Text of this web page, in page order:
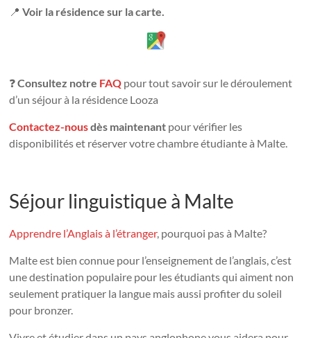
📍Voir la résidence sur la carte.
❓Consultez notre FAQ pour tout savoir sur le déroulement
d’un séjour à la résidence Looza
Contactez-nousdès maintenant pour vérifier les
disponibilités et réserver votre chambre étudiante à Malte.
Séjour linguistique à Malte
Apprendre l’Anglais à l’étranger, pourquoi pas à Malte?
Malte est bien connue pour l’enseignement de l’anglais, c’est
une destination populaire pour les étudiants qui aiment non
seulement pratiquer la langue mais aussi profiter du soleil
pour bronzer.